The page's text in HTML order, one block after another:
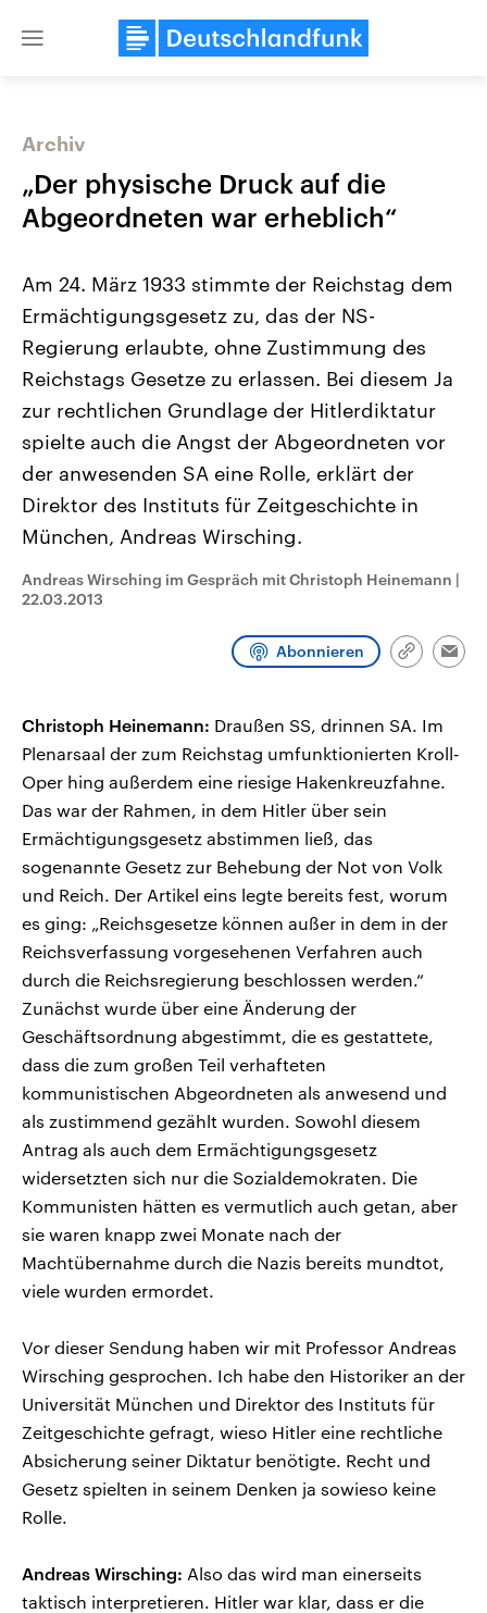
Close
Landtagswahl Sachsen-Anhalt
Alle Informationen
Sachsen-Anhalt wählt am 6.
September 2026 einen neuen
Landtag. Seit 2021 wird das
Bundesland von einer Koalition aus
CDU, SPD und FDP regiert.-
Umfragen, Prognosen,
Wahlprogramme, aktuelle Berichte
und Kandidaten der anstehenden
Wahl.
USA
Hintergründe
Wirtschaftlich und
gehören die Vereinigten
den mächtigsten Ländern
mit großem Einfluss auf
aktuelle Weltgeschehen.
Sendungen Podcasts
Audio-Archiv
Archiv
„Der physische Druck auf die
Abgeordneten war erheblich“
Am 24. März 1933 stimmte der Reichstag dem
Ermächtigungsgesetz zu, das der NS-
Regierung erlaubte, ohne Zustimmung des
Reichstags Gesetze zu erlassen. Bei diesem Ja
zur rechtlichen Grundlage der Hitlerdiktatur
spielte auch die Angst der Abgeordneten vor
der anwesenden SA eine Rolle, erklärt der
Direktor des Instituts für Zeitgeschichte in
München, Andreas Wirsching.
Andreas Wirsching im Gespräch mit Christoph Heinemann |
22.03.2013
Abonnieren
Link
Christoph Heinemann: Draußen SS, drinnen SA. Im
Plenarsaal der zum Reichstag umfunktionierten Kroll-
Oper hing außerdem eine riesige Hakenkreuzfahne.
Das war der Rahmen, in dem Hitler über sein
Ermächtigungsgesetz abstimmen ließ, das
sogenannte Gesetz zur Behebung der Not von Volk
und Reich. Der Artikel eins legte bereits fest, worum
es ging: „Reichsgesetze können außer in dem in der
Reichsverfassung vorgesehenen Verfahren auch
durch die Reichsregierung beschlossen werden.“
Zunächst wurde über eine Änderung der
Geschäftsordnung abgestimmt, die es gestattete,
dass die zum großen Teil verhafteten
kommunistischen Abgeordneten als anwesend und
als zustimmend gezählt wurden. Sowohl diesem
Antrag als auch dem Ermächtigungsgesetz
widersetzten sich nur die Sozialdemokraten. Die
Kommunisten hätten es vermutlich auch getan, aber
sie waren knapp zwei Monate nach der
Machtübernahme durch die Nazis bereits mundtot,
viele wurden ermordet.
Vor dieser Sendung haben wir mit Professor Andreas
Wirsching gesprochen. Ich habe den Historiker an der
Universität München und Direktor des Instituts für
Zeitgeschichte gefragt, wieso Hitler eine rechtliche
Absicherung seiner Diktatur benötigte. Recht und
Gesetz spielten in seinem Denken ja sowieso keine
Rolle.
Andreas Wirsching: Also das wird man einerseits
taktisch interpretieren. Hitler war klar, dass er die